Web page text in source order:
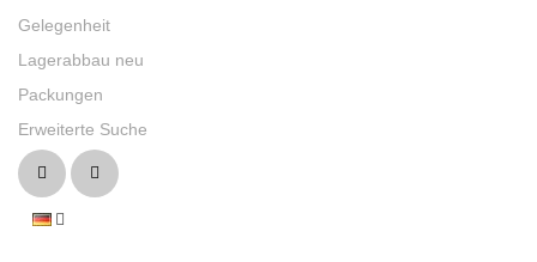
Gelegenheit
Lagerabbau neu
Packungen
Erweiterte Suche